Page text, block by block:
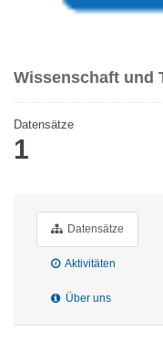
Wissenschaft und
Datensätze
1
Datensätze
Aktivitäten
Über uns